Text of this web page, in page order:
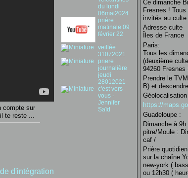
compte sur
te reste ...
d'intégration
du lundi
06mai2024
prière
matinale 09
février 22
veillée
31072021
priere
journalière
jeudi
28012021
c'est vers
vous -
Jennifer
Saïd
Ce dimanche
Fresnes !
invités au culte
Adresse culte
Îles de France
Paris:
Tous les
(deuxième
94260 Fresnes
Prendre le
B) et
Géolocalisation
https://
Guadeloupe :
Dimanche à
pitre/Moule :
caf /
Prière
sur la chaîne
new-york (
ou 12h30 (